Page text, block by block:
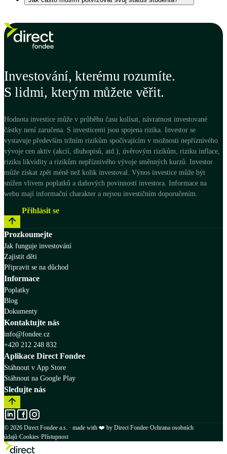
Investování, kterému rozumíte.
S lidmi, kterým můžete věřit.
Hodnota investice může v průběhu času kolísat, návratnost investované
částky není zaručena. S investicemi jsou spojena rizika. Investor se
vystavuje především tržním rizikům spočívajícím v možnosti nepříznivého
vývoje cen aktiv (akcií, dluhopisů, atd.), úvěrovým rizikům, riziku inflace,
riziku likvidity a rizikům nepříznivého vývoje směnných kurzů. Investor
může získat zpět méně než kolik investoval. Výnos investice může být
snížen vlivem poplatků a daňových povinností investora. Informace na
webu mají informační charakter a nejsou investičním doporučením.
Přihlásit se
Prozkoumejte
Jak funguje investování
Zajistit děti
Připravit se na důchod
Informace
Poplatky
Blog
Dokumenty
Kontaktujte nás
info@fondee.cz
+420 212 248 832
Aplikace Direct Fondee
Stáhnout v App Store
Stáhnout na Google Play
Sledujte nás
© 2026 Direct Fondee a.s. · made with ❤️ by Direct Fondee·Ochrana osobních
údajů·Cookies·Přístupnost